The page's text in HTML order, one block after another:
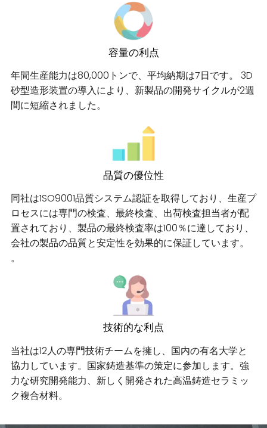
容量の利点
年間生産能力は80,000トンで、平均納期は7日です。 3D
砂型造形装置の導入により、新製品の開発サイクルが2週
間に短縮されました。
品質の優位性
同社は1SO9001品質システム認証を取得しており、生産プ
ロセスには専門の検査、最終検査、出荷検査担当者が配
置されており、製品の最終検査率は100％に達しており、
会社の製品の品質と安定性を効果的に保証しています。
。
技術的な利点
当社は12人の専門技術チームを擁し、国内の有名大学と
協力しています。国家鋳造基準の策定に参加します。強
力な研究開発能力、新しく開発された高温鋳造セラミッ
ク複合材料。